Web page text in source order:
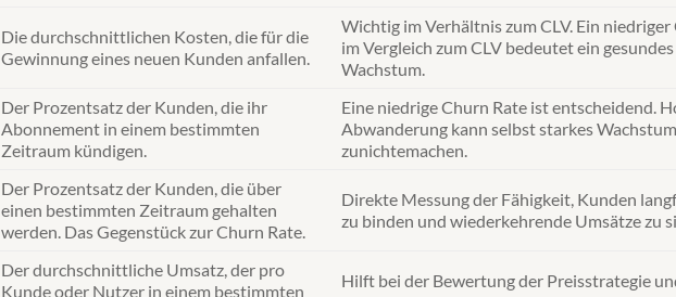
Die durchschnittlichen Kosten, die für die
Gewinnung eines neuen Kunden anfallen.
Wichtig im Verhältnis zum CLV. Ein niedriger
im Vergleich zum CLV bedeutet ein gesundes
Wachstum.
Der Prozentsatz der Kunden, die ihr
Abonnement in einem bestimmten
Zeitraum kündigen.
Eine niedrige Churn Rate ist entscheidend.
Abwanderung kann selbst starkes Wachstum
zunichtemachen.
Der Prozentsatz der Kunden, die über
einen bestimmten Zeitraum gehalten
werden. Das Gegenstück zur Churn Rate.
Direkte Messung der Fähigkeit, Kunden
zu binden und wiederkehrende Umsätze zu
Der durchschnittliche Umsatz, der pro
Kunde oder Nutzer in einem bestimmten
Hilft bei der Bewertung der Preisstrategie